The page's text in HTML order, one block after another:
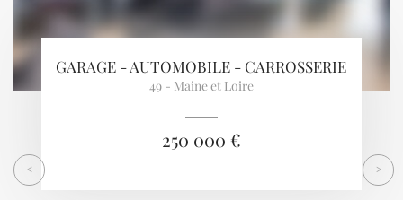
GARAGE - AUTOMOBILE - CARROSSERIE
49 - Maine et Loire
250 000 €
< >